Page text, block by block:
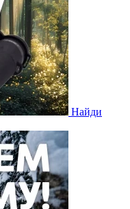
Найди